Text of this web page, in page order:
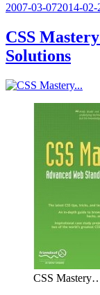
Publicerat
2007-03-072014-02-
CSS
Solutions
CSS